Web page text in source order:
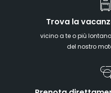
Trova la
vicino a te o più
del nostro